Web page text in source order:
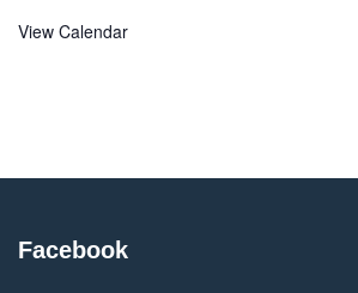
View Calendar
Facebook